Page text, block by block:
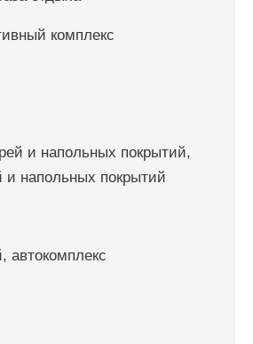
комплекс
и напольных покрытий,
и напольных покрытий
автокомплекс